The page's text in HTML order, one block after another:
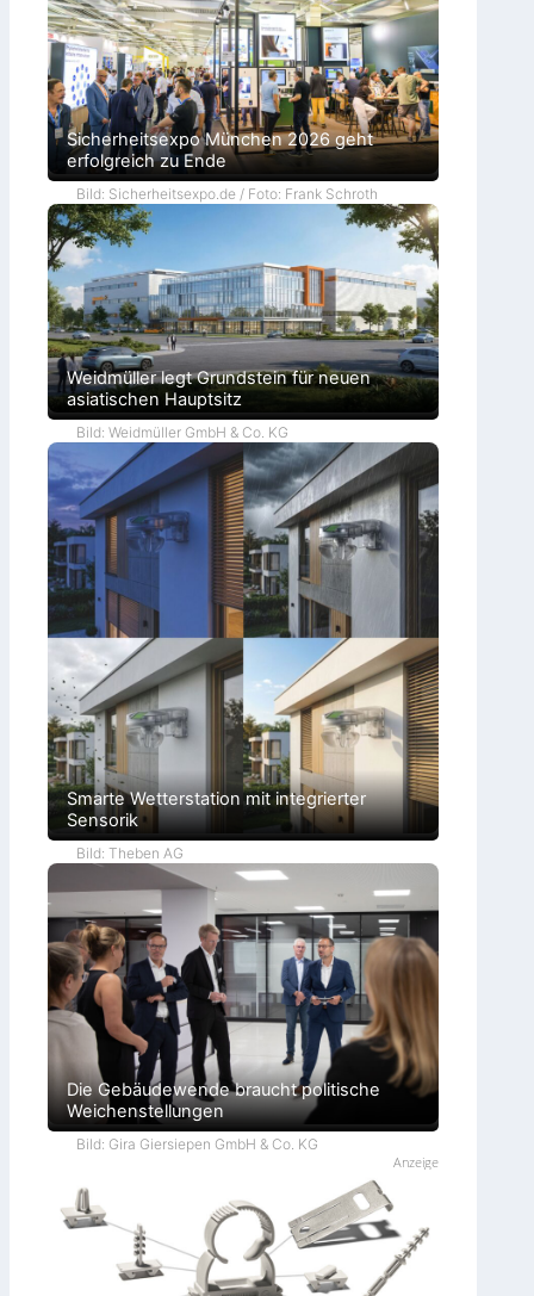
Sicherheitsexpo München 2026 geht
erfolgreich zu Ende
Bild: Sicherheitsexpo.de / Foto: Frank Schroth
Weidmüller legt Grundstein für neuen
asiatischen Hauptsitz
Bild: Weidmüller GmbH & Co. KG
Smarte Wetterstation mit integrierter
Sensorik
Bild: Theben AG
Die Gebäudewende braucht politische
Weichenstellungen
Bild: Gira Giersiepen GmbH & Co. KG
Anzeige